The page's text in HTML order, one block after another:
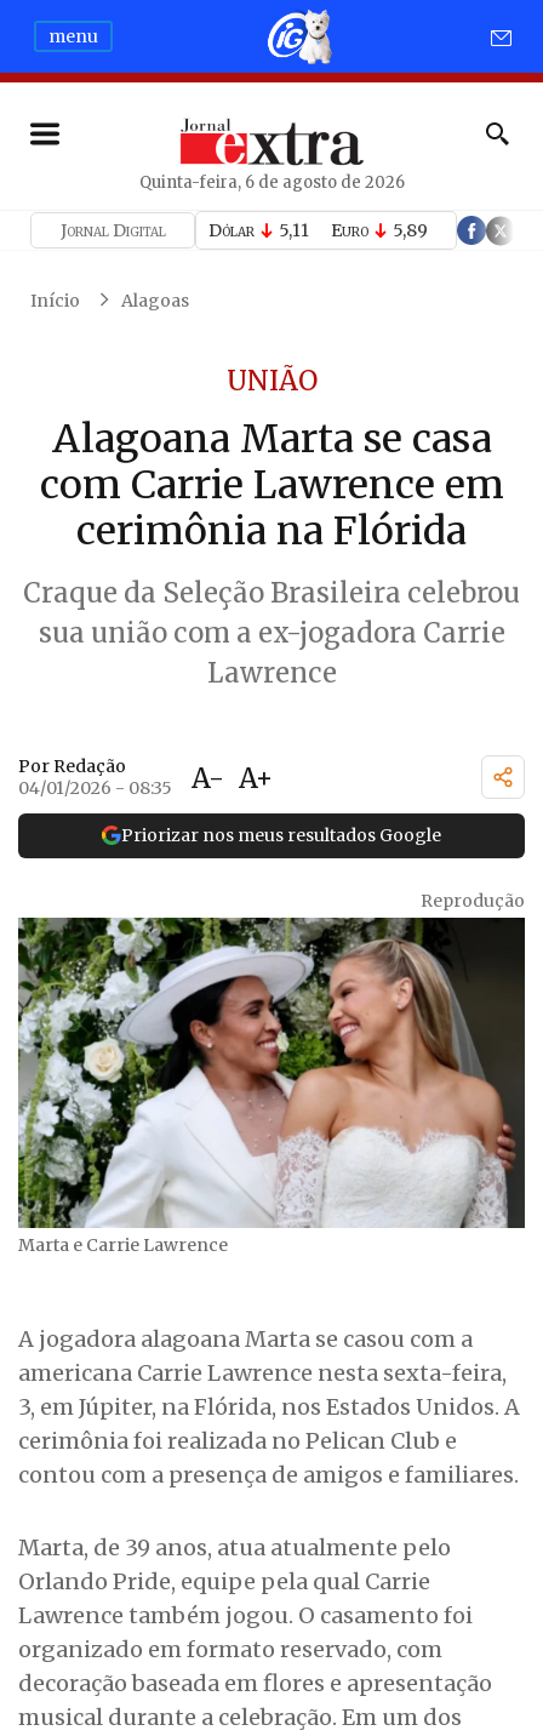
menu
Quinta-feira, 6 de agosto de 2026
Jornal Digital Dólar 5,11 Euro 5,89
Início Alagoas
UNIÃO
Alagoana Marta se casa
com Carrie Lawrence em
cerimônia na Flórida
Craque da Seleção Brasileira celebrou
sua união com a ex-jogadora Carrie
Lawrence
Por Redação
04/01/2026 - 08:35
A- A+
Priorizar nos meus resultados Google
Reprodução
Marta e Carrie Lawrence
A jogadora alagoana Marta se casou com a
americana Carrie Lawrence nesta sexta-feira,
3, em Júpiter, na Flórida, nos Estados Unidos. A
cerimônia foi realizada no Pelican Club e
contou com a presença de amigos e familiares.
Marta, de 39 anos, atua atualmente pelo
Orlando Pride, equipe pela qual Carrie
Lawrence também jogou. O casamento foi
organizado em formato reservado, com
decoração baseada em flores e apresentação
musical durante a celebração. Em um dos